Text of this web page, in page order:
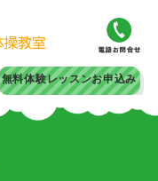
無料体験レッスンお申込み